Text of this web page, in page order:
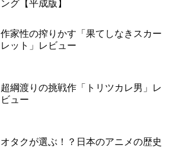
ング【平成版】
作家性の搾りかす「果てしなきスカー
レット」レビュー
超綱渡りの挑戦作「トリツカレ男」レ
ビュー
オタクが選ぶ！？日本のアニメの歴史